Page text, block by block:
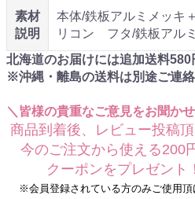
素材
説明
本体/鉄板アルミメッキ
リコン フタ/鉄板アル
北海道のお届けには追加送料580
※沖縄・離島の送料は別途ご連
＼皆様の貴重なご意見をお聞か
商品到着後、レビュー投稿
今のご注文から使える200
クーポンをプレゼント！
※会員登録されている方のみご使用頂